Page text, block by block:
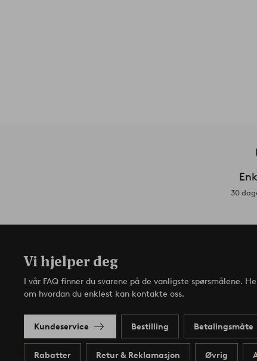
30
Vi hjelper deg
I vår FAQ finner du svarene på de vanligste spørsmålene.
om hvordan du enklest kan kontakte oss.
Kundeservice Bestilling Betalingsmåte
Rabatter Retur & Reklamasjon Øvrig